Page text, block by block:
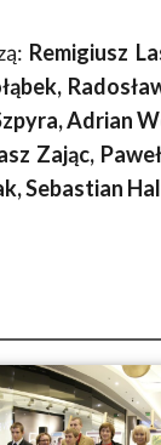
Remigiusz
Adrian
Zając,
Sebastian